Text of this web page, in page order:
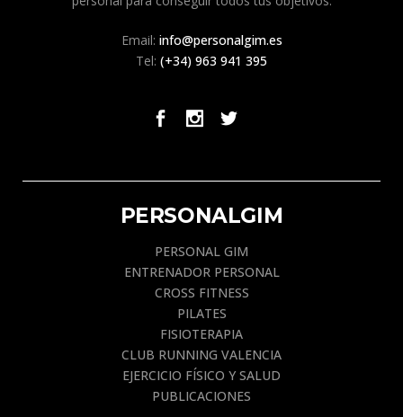
Email: info@personalgim.es
Tel: (+34) 963 941 395
PERSONALGIM
PERSONAL GIM
ENTRENADOR PERSONAL
CROSS FITNESS
PILATES
FISIOTERAPIA
CLUB RUNNING VALENCIA
EJERCICIO FÍSICO Y SALUD
PUBLICACIONES